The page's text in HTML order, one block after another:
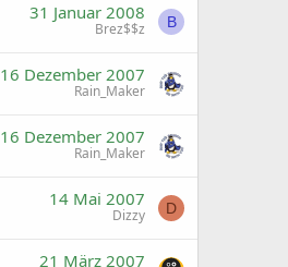
31 Januar 2008
Brez$$z B
16 Dezember 2007
Rain_Maker
16 Dezember 2007
Rain_Maker
14 Mai 2007
Dizzy D
21 März 2007